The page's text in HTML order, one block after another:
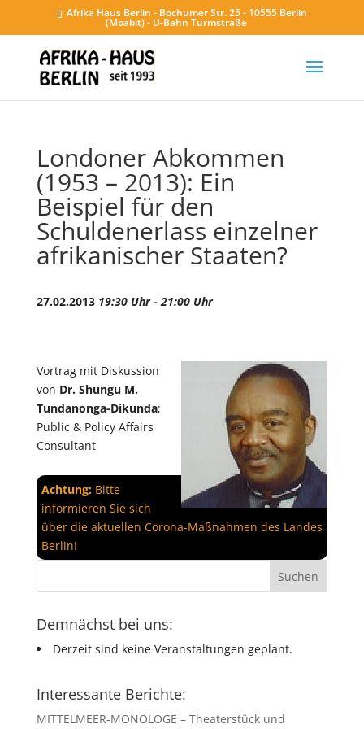
Afrika Haus Berlin - Bochumer Str. 25 - 10555 Berlin
(Moabit) - U-Bahn Turmstraße
Londoner Abkommen
(1953 – 2013): Ein
Beispiel für den
Schuldenerlass einzelner
afrikanischer Staaten?
27.02.2013 19:30 Uhr - 21:00 Uhr
Vortrag mit Diskussion
von Dr. Shungu M.
Tundanonga-Dikunda;
Public & Policy Affairs
Consultant
Achtung:Bitte
informieren Sie sich
über die aktuellen Corona-Maßnahmen des Landes
Berlin!
Demnächst bei uns:
Derzeit sind keine Veranstaltungen geplant.
Interessante Berichte:
MITTELMEER-MONOLOGE – Theaterstück und